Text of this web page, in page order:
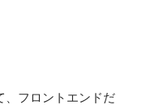
、フロントエンドだ